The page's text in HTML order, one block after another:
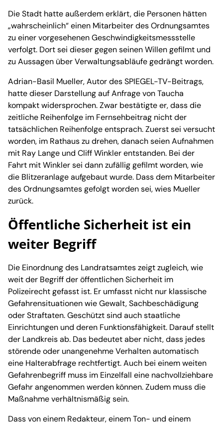
Die Stadt hatte außerdem erklärt, die Personen hätten
„wahrscheinlich“ einen Mitarbeiter des Ordnungsamtes
zu einer vorgesehenen Geschwindigkeitsmessstelle
verfolgt. Dort sei dieser gegen seinen Willen gefilmt und
zu Aussagen über Verwaltungsabläufe gedrängt worden.
Adrian-Basil Mueller, Autor des SPIEGEL-TV-Beitrags,
hatte dieser Darstellung auf Anfrage von Taucha
kompakt widersprochen. Zwar bestätigte er, dass die
zeitliche Reihenfolge im Fernsehbeitrag nicht der
tatsächlichen Reihenfolge entsprach. Zuerst sei versucht
worden, im Rathaus zu drehen, danach seien Aufnahmen
mit Ray Lange und Cliff Winkler entstanden. Bei der
Fahrt mit Winkler sei dann zufällig gefilmt worden, wie
die Blitzeranlage aufgebaut wurde. Dass dem Mitarbeiter
des Ordnungsamtes gefolgt worden sei, wies Mueller
zurück.
Öffentliche Sicherheit ist ein
weiter Begriff
Die Einordnung des Landratsamtes zeigt zugleich, wie
weit der Begriff der öffentlichen Sicherheit im
Polizeirecht gefasst ist. Er umfasst nicht nur klassische
Gefahrensituationen wie Gewalt, Sachbeschädigung
oder Straftaten. Geschützt sind auch staatliche
Einrichtungen und deren Funktionsfähigkeit. Darauf stellt
der Landkreis ab. Das bedeutet aber nicht, dass jedes
störende oder unangenehme Verhalten automatisch
eine Halterabfrage rechtfertigt. Auch bei einem weiten
Gefahrenbegriff muss im Einzelfall eine nachvollziehbare
Gefahr angenommen werden können. Zudem muss die
Maßnahme verhältnismäßig sein.
Dass von einem Redakteur, einem Ton- und einem